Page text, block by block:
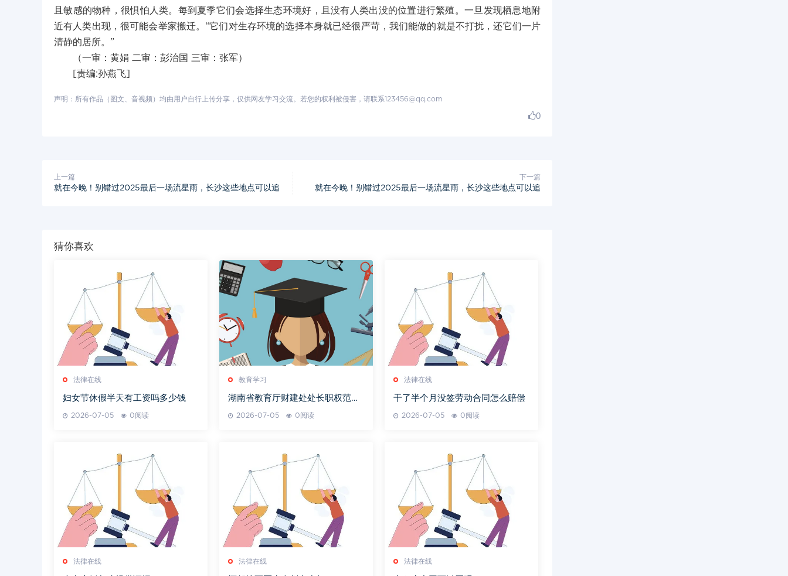
且敏感的物种，很惧怕人类。每到夏季它们会选择生态环境好，且没有人类出没的位置进行繁殖。一旦发现栖息地附
近有人类出现，很可能会举家搬迁。“它们对生存环境的选择本身就已经很严苛，我们能做的就是不打扰，还它们一片
清静的居所。”
（一审：黄娟 二审：彭治国 三审：张军）
[责编:孙燕飞]
声明：所有作品（图文、音视频）均由用户自行上传分享，仅供网友学习交流。若您的权利被侵害，请联系123456@qq.com
0
上一篇
就在今晚！别错过2025最后一场流星雨，长沙这些地点可以追
下一篇
就在今晚！别错过2025最后一场流星雨，长沙这些地点可以追
猜你喜欢
法律在线
妇女节休假半天有工资吗多少钱
2026-07-05 0阅读
教育学习
湖南省教育厅财建处处长职权范围
2026-07-05 0阅读
法律在线
干了半个月没签劳动合同怎么赔偿
2026-07-05 0阅读
法律在线 法律在线 法律在线